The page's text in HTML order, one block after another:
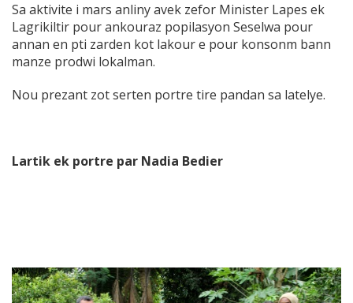
Sa aktivite i mars anliny avek zefor Minister Lapes ek
Lagrikiltir pour ankouraz popilasyon Seselwa pour
annan en pti zarden kot lakour e pour konsonm bann
manze prodwi lokalman.
Nou prezant zot serten portre tire pandan sa latelye.
Lartik ek portre par Nadia Bedier